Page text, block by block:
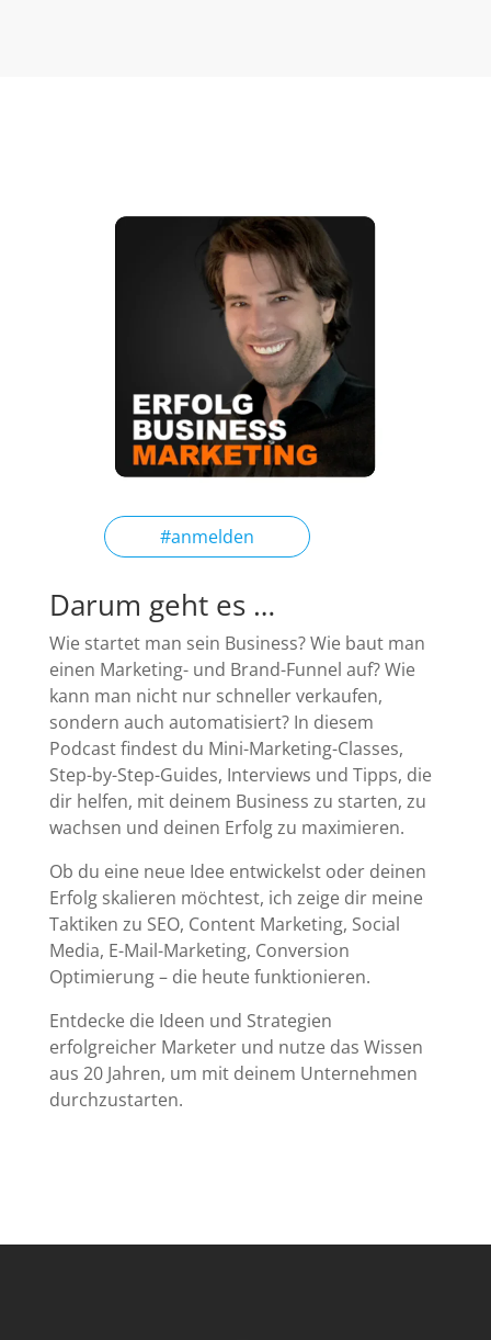
#anmelden
Darum geht es …
Wie startet man sein Business? Wie baut man
einen Marketing- und Brand-Funnel auf? Wie
kann man nicht nur schneller verkaufen,
sondern auch automatisiert? In diesem
Podcast findest du Mini-Marketing-Classes,
Step-by-Step-Guides, Interviews und Tipps, die
dir helfen, mit deinem Business zu starten, zu
wachsen und deinen Erfolg zu maximieren.
Ob du eine neue Idee entwickelst oder deinen
Erfolg skalieren möchtest, ich zeige dir meine
Taktiken zu SEO, Content Marketing, Social
Media, E-Mail-Marketing, Conversion
Optimierung – die heute funktionieren.
Entdecke die Ideen und Strategien
erfolgreicher Marketer und nutze das Wissen
aus 20 Jahren, um mit deinem Unternehmen
durchzustarten.